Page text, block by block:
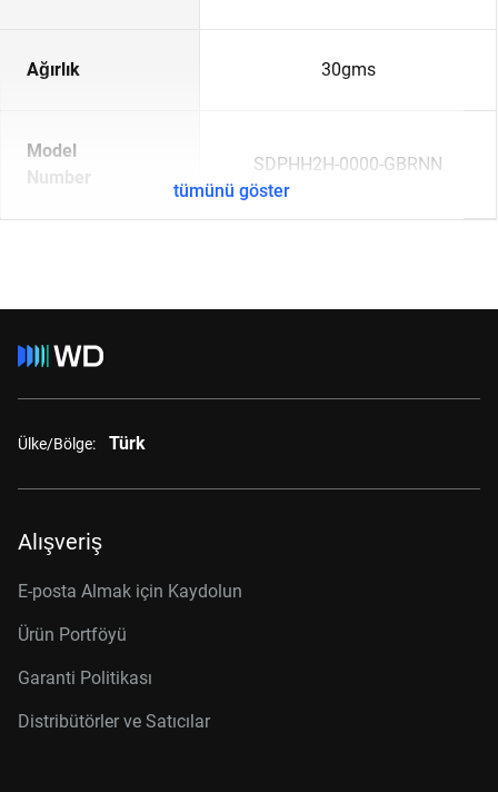
Ağırlık 30gms
Model
Number
SDPHH2H-0000-GBRNN
tümünü göster
Ülke/Bölge: Türk
Alışveriş
E-posta Almak için Kaydolun
Ürün Portföyü
Garanti Politikası
Distribütörler ve Satıcılar